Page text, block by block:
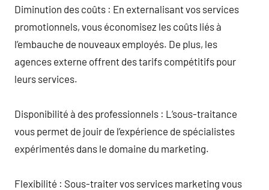
Diminution des coûts : En externalisant vos services
promotionnels, vous économisez les coûts liés à
l’embauche de nouveaux employés. De plus, les
agences externe offrent des tarifs compétitifs pour
leurs services.
Disponibilité à des professionnels : L’sous-traitance
vous permet de jouir de l’expérience de spécialistes
expérimentés dans le domaine du marketing.
Flexibilité : Sous-traiter vos services marketing vous